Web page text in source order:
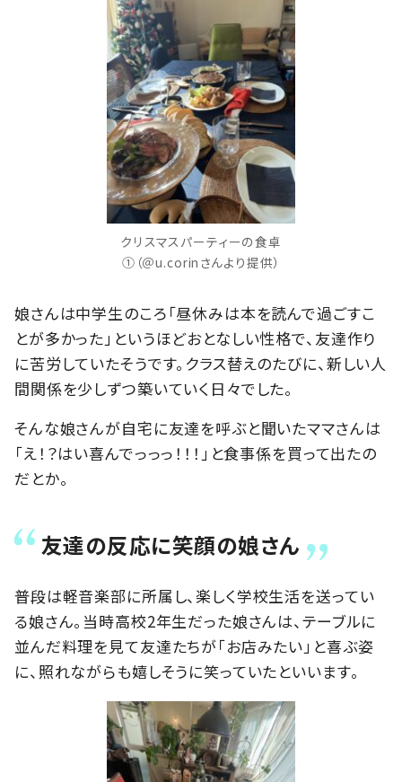
クリスマスパーティーの食卓
①（＠u.corinさんより提供）
娘さんは中学生のころ「昼休みは本を読んで過ごすこ
とが多かった」というほどおとなしい性格で、友達作り
に苦労していたそうです。クラス替えのたびに、新しい人
間関係を少しずつ築いていく日々でした。
そんな娘さんが自宅に友達を呼ぶと聞いたママさんは
「え！？はい喜んでっっっ！！！」と食事係を買って出たの
だとか。
友達の反応に笑顔の娘さん
普段は軽音楽部に所属し、楽しく学校生活を送ってい
る娘さん。当時高校2年生だった娘さんは、テーブルに
並んだ料理を見て友達たちが「お店みたい」と喜ぶ姿
に、照れながらも嬉しそうに笑っていたといいます。